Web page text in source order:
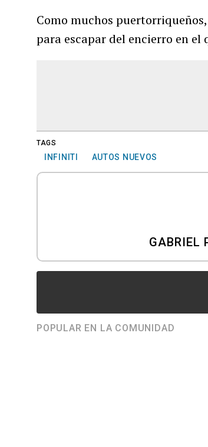
Como muchos
para escapar del encierro en
TAGS
INFINITI AUTOS NUEVOS
GABRIEL
POPULAR EN LA COMUNIDAD